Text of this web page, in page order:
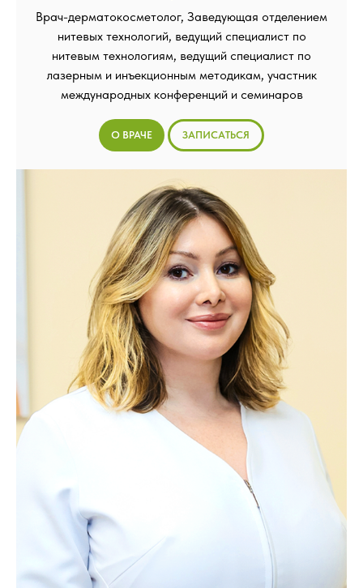
Врач-дерматокосметолог, Заведующая отделением
нитевых технологий, ведущий специалист по
нитевым технологиям, ведущий специалист по
лазерным и инъекционным методикам, участник
международных конференций и семинаров
О ВРАЧЕ ЗАПИСАТЬСЯ